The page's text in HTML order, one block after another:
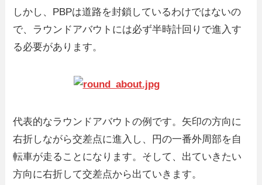
しかし、PBPは道路を封鎖しているわけではないの
で、ラウンドアバウトには必ず半時計回りで進入す
る必要があります。
代表的なラウンドアバウトの例です。矢印の方向に
右折しながら交差点に進入し、円の一番外周部を自
転車が走ることになります。そして、出ていきたい
方向に右折して交差点から出ていきます。